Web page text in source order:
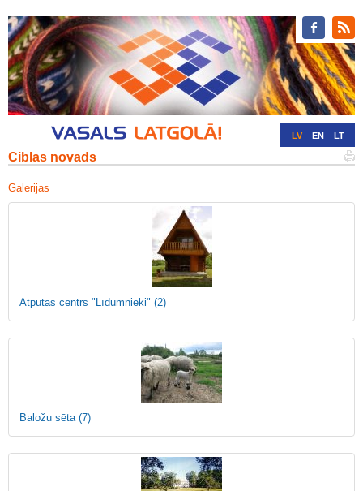
LV EN LT
Ciblas novads
Galerijas
Atpūtas centrs "Līdumnieki" (2)
Baložu sēta (7)